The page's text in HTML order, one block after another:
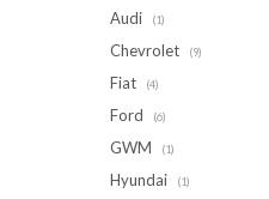
Audi (1)
Chevrolet (9)
Fiat (4)
Ford (6)
GWM (1)
Hyundai (1)